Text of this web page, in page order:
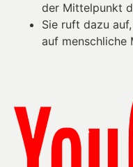
der Mittelpunkt
Sie ruft dazu
auf menschliche